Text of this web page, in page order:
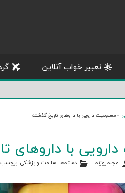
تعبیر خواب آنلاین
»مسمومیت دارویی با داروهای تاریخ گذشته
با داروهای
مجله روزنه دسته‌ها:سلامت و پزشکی.